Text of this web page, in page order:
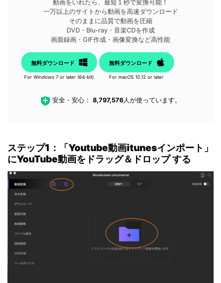
動画をいれたら、最短１秒で変換可能！
一万以上のサイトから動画を高速ダウンロード
そのままに品質で動画を圧縮
DVD・Blu-ray・音楽CDを作成
画面録画・GIF作成・画像変換など高性能
無料ダウンロード
For Windows 7 or later (64-bit)
無料ダウンロード
For macOS 10.12 or later
安全・安心： 8,797,576人が使っています。
ステップ1：「Youtube動画itunesインポート」
にYouTube動画をドラッグ＆ドロップ する